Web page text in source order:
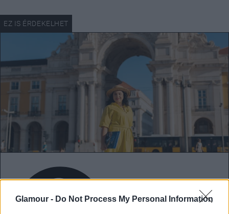
Glamour - Do Not Process My Personal Information